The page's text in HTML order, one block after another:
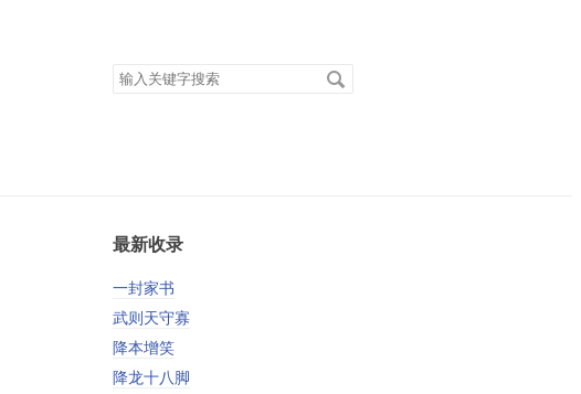
搜
最新收录
一封家书
武则天守寡
降本增笑
降龙十八脚